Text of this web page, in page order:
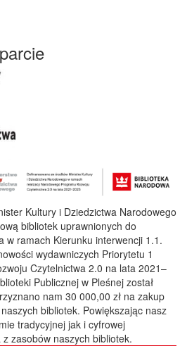
Kultury i Dziedzictwa Narodowego
bibliotek uprawnionych do
w ramach Kierunku interwencji 1.1.
wydawniczych Priorytetu 1
Czytelnictwa 2.0 na lata 2021–
Publicznej w Pleśnej został
nam 30 000,00 zł na zakup
bibliotek. Powiększając nasz
tradycyjnej jak i cyfrowej
zasobów naszych bibliotek.